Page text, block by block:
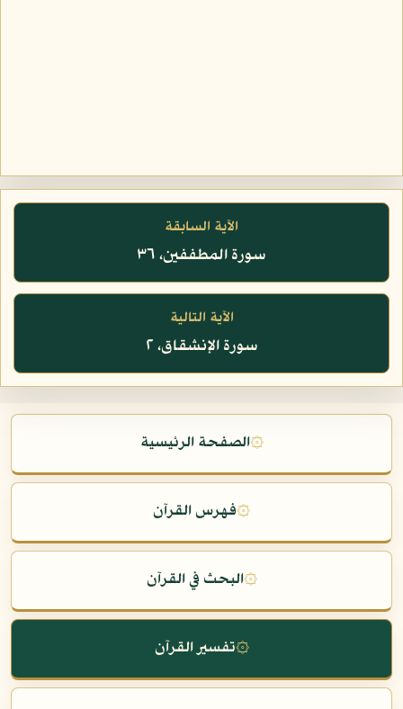
الآية السابقة
سورة المطففين، ٣٦
الآية التالية
سورة الإنشقاق، ٢
۞الصفحة الرئيسية
۞فهرس القرآن
۞البحث في القرآن
۞تفسير القرآن